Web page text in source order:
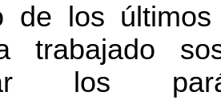
de los
trabajado
los